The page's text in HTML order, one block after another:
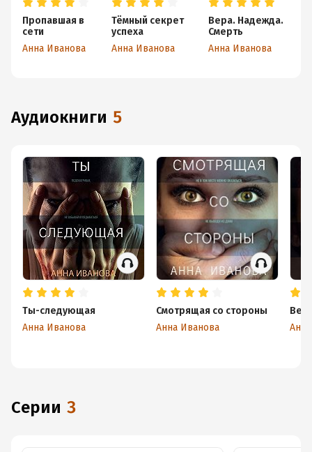
Пропавшая в
сети
Анна Иванова
Тёмный секрет
успеха
Анна Иванова
Вера. Надежда.
Смерть
Анна Иванова
аудиокниги 5
Ты-следующая
Анна Иванова
Смотрящая со стороны
Анна Иванова
Серии 3